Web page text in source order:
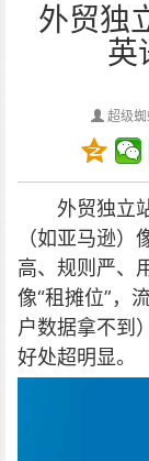
外贸独
英
超级
外贸独立
（如亚马逊）
高、规则严、
像“租摊位”，
户数据拿不到
好处超明显。